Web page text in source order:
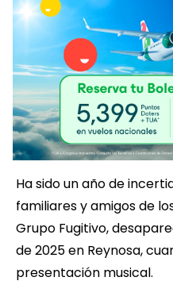
Ha sido un año de
familiares y amigos de
Grupo Fugitivo,
de 2025 en Reynosa,
presentación musical.